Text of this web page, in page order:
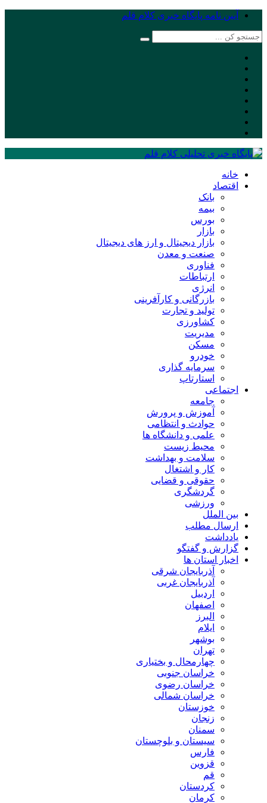
آیین نامه پایگاه خبری کلام قلم
خانه
اقتصاد
بانک
بیمه
بورس
بازار
بازار دیجیتال و ارز های دیجیتال
صنعت و معدن
فناوری
ارتباطات
انرژی
بازرگانی و کارآفرینی
تولید و تجارت
کشاورزی
مدیریت
مسکن
خودرو
سرمایه گذاری
استارتاپ
اجتماعی
جامعه
آموزش و پرورش
حوادث و انتظامی
علمی و دانشگاه ها
محیط زیست
سلامت و بهداشت
کار و اشتغال
حقوقی و قضایی
گردشگری
ورزشی
بین الملل
ارسال مطلب
یادداشت
گزارش و گفتگو
اخبار استان ها
آذربایجان شرقی
آذربایجان غربی
اردبیل
اصفهان
البرز
ایلام
بوشهر
تهران
چهارمحال و بختیاری
خراسان جنوبی
خراسان رضوی
خراسان شمالی
خوزستان
زنجان
سمنان
سیستان و بلوچستان
فارس
قزوین
قم
کردستان
کرمان